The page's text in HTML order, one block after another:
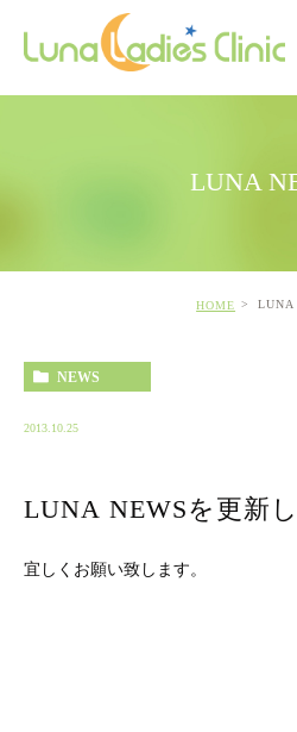
LUNA
HOME LUNA
NEWS
2013.10.25
LUNA NEWSを更新
宜しくお願い致します。